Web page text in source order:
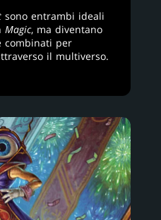
sono entrambi ideali
Magic, ma diventano
combinati per
il multiverso.